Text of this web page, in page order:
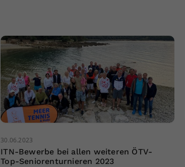
30.06.2023
ITN-Bewerbe bei allen weiteren ÖTV-
Top-Seniorenturnieren 2023